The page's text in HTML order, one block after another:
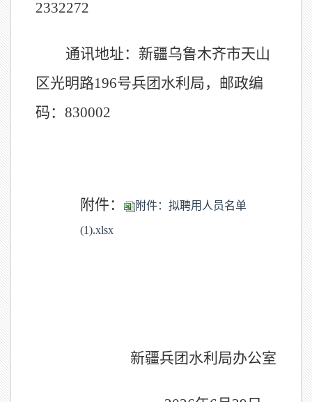
2332272
通讯地址：新疆乌鲁木齐市天山
区光明路196号兵团水利局， 邮政编
码： 830002
附件： 附件：拟聘用人员名单
(1).xlsx
新疆兵团水利局办公室